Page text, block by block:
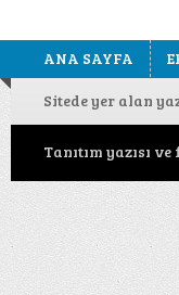
ANA SAYFA
Sitede yer alan
Tanıtım yazısı